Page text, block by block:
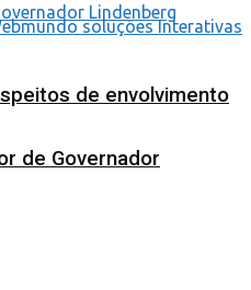
de envolvimento
de Governador
soluções Interativas